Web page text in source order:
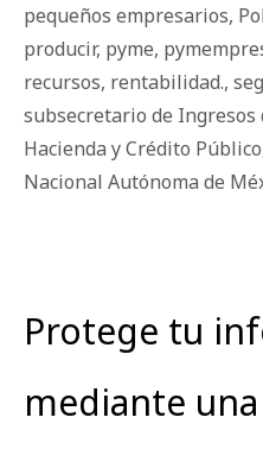
pequeños empresarios,
producir, pyme,
recursos, rentabilidad.,
subsecretario de Ingresos
Hacienda y Crédito Público
Nacional Autónoma de
Protege tu
mediante una